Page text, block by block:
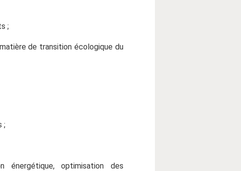
;
de transition écologique du
;
énergétique, optimisation des